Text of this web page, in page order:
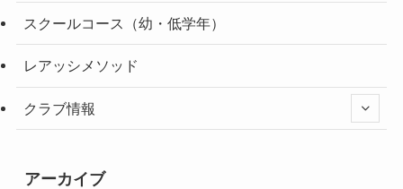
スクールコース（幼・低学年）
レアッシメソッド
クラブ情報
アーカイブ